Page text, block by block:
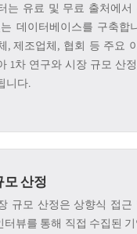
는 유료 및 무료 출처에서
데이터베이스를 구축합
, 제조업체, 협회 등 주요
1차 연구와 시장 규모 산
니다.
모 산정
규모 산정은 상향식 접근
터뷰를 통해 직접 수집된